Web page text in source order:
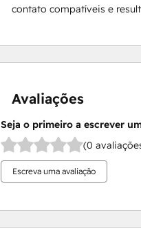
contato compatíveis e
Avaliações
Seja o primeiro a escrever
(0
Escreva uma avaliação